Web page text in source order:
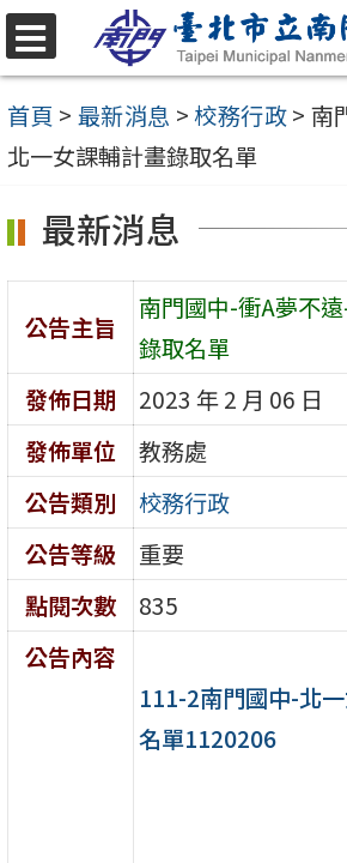
跳
至
主
要
容
選
單
首頁 > 最新消息 >校務行政> 南
北一女課輔計畫錄取名單
最新消息
公告主旨
南門國中-衝A夢不
錄取名單
發佈日期
2023 年 2 月 06 日
發佈單位
教務處
公告類別
校務行政
公告等級
重要
點閱次數
835
公告內容
111-2南門國中-北
名單1120206